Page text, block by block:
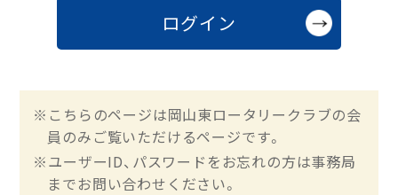
※こちらのページは岡山東ロータリークラブの会
員のみご覧いただけるページです。
※ユーザーID、パスワードをお忘れの方は事務局
までお問い合わせください。